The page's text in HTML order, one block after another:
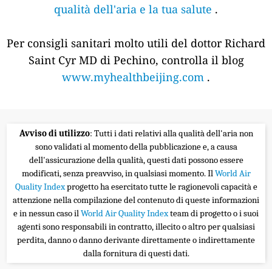
qualità dell'aria e la tua salute .
Per consigli sanitari molto utili del dottor Richard
Saint Cyr MD di Pechino, controlla il blog
www.myhealthbeijing.com .
Avviso di utilizzo: Tutti i dati relativi alla qualità dell'aria non
sono validati al momento della pubblicazione e, a causa
dell'assicurazione della qualità, questi dati possono essere
modificati, senza preavviso, in qualsiasi momento. IlWorld Air
Quality Indexprogetto ha esercitato tutte le ragionevoli capacità e
attenzione nella compilazione del contenuto di queste informazioni
e in nessun caso ilWorld Air Quality Indexteam di progetto o i suoi
agenti sono responsabili in contratto, illecito o altro per qualsiasi
perdita, danno o danno derivante direttamente o indirettamente
dalla fornitura di questi dati.